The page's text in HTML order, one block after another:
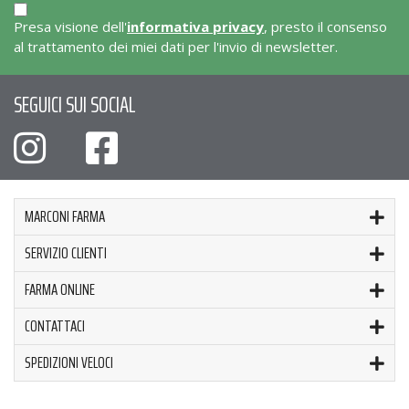
Presa visione dell'informativa privacy, presto il consenso
al trattamento dei miei dati per l'invio di newsletter.
SEGUICI SUI SOCIAL
MARCONI FARMA
SERVIZIO CLIENTI
FARMA ONLINE
CONTATTACI
SPEDIZIONI VELOCI